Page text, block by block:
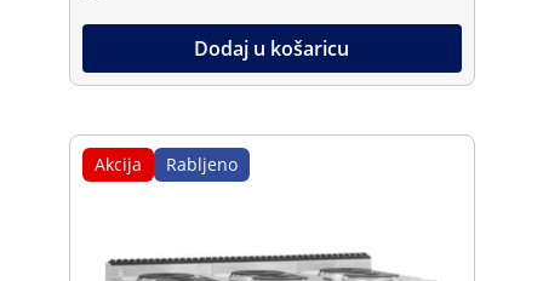
Dodaj u košaricu
Akcija Rabljeno